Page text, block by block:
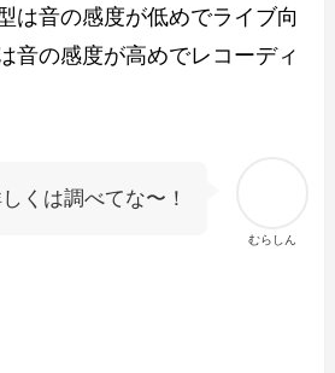
は音の感度が低めでライブ向
音の感度が高めでレコーディ
むらしん
くは調べてな〜！